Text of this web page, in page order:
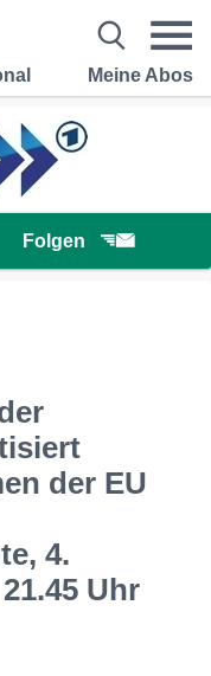
Meine Abos
Folgen
der EU
4.
Uhr